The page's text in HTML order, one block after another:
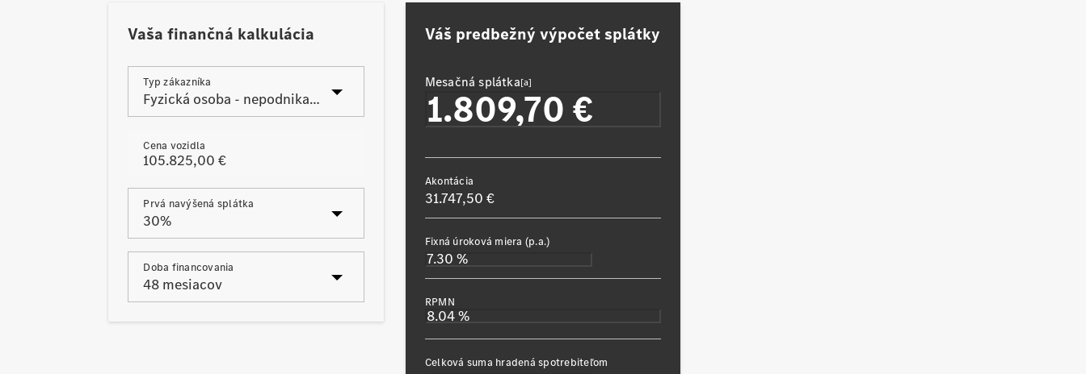
Vaša finančná kalkulácia
Typ zákazníka
Cena vozidla
Prvá navýšená splátka
Posledná navýšená splátka
Doba financovania
Váš predbežný výpočet splátky
Mesačná splátka[a]
Akontácia
31.747,50 €
Fixná úroková miera (p.a.)
RPMN
Celková suma hradená spotrebiteľom